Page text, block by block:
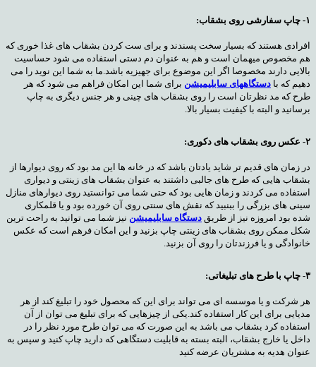
۱- چاپ سفارشی روی بشقاب:
افرادی هستند که بسیار سخت پسندند و برای ست کردن بشقاب های غذا خوری که
هم مخصوص میهمان است و هم به عنوان دم دستی استفاده می شود حساسیت
بالایی دارند مخصوصا اگر این موضوع برای جهیزیه باشد.ما به شما این نوید را می
دهیم که با دستگاههای سابلیمیشن برای شما این امکان فراهم می شود که هر
طرح که مد نظرتان است را روی بشقاب های چینی و هر جنس دیگری به چاپ
برسانید و البته با کیفیت بسیار بالا.
۲- عکس روی بشقاب های دکوری:
در زمان های قدیم تر شاید یادتان باشد که در خانه ها این مد بود که روی دیوارها از
بشقاب هایی که طرح های جالبی داشتند به عنوان بشقاب های زینتی و دیواری
استفاده می کردند و زمان هایی بود که حتی شما می توانستید روی دیوارهای منازل
سینی های بزرگی را ببنبید که نقش های سنتی روی آن خورده بود و یا قلمکاری
شده بود امروزه نیز از طریق دستگاه سابلیمیشن نیز شما می توانید به راحت ترین
شکل ممکن روی بشقاب های زینتی چاپ بزنید و این امکان فرهم است که عکس
خانوادگی و یا فرزندتان را روی آن بزنید.
۳- چاپ با طرح های تبلیغاتی:
هر شرکت و یا موسسه ای می تواند برای این که محصول خود را تبلیغ کند از هر
مدیایی برای این کار استفاده کند.یکی از چیزهایی که برای تبلیغ می توان از آن
استفاده کرد بشقاب می باشد به این صورت که می توان طرح مورد نظر را در
داخل یا خارج بشقاب، البته بسته به قابلیت دستگاهی که دارید چاپ کنید و سپس به
عنوان هدیه به مشتریان عرضه کنید